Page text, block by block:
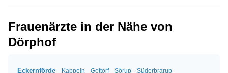
Frauenärzte in der Nähe von
Dörphof
Eckernförde Kappeln Gettorf Sörup
Süderbrarup